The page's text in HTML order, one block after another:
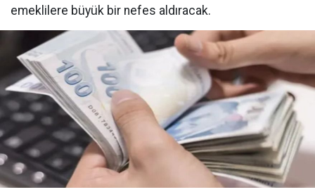
emeklilere büyük bir nefes aldıracak.